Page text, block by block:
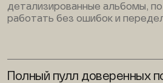
детализированные альбомы,
работать без ошибок и
Полный пулл доверенных